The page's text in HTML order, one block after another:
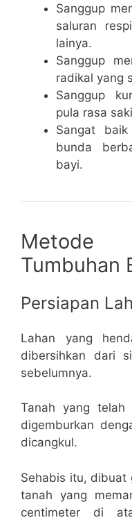
Sanggup
saluran
lainya.
Sanggup
radikal yang
Sanggup
pula rasa
Sangat
bunda
bayi.
Tumbuhan
Persiapan
Lahan yang
dibersihkan dari
sebelumnya.
Tanah yang telah
digemburkan
dicangkul.
Sehabis itu, dibuat
tanah yang
centimeter di